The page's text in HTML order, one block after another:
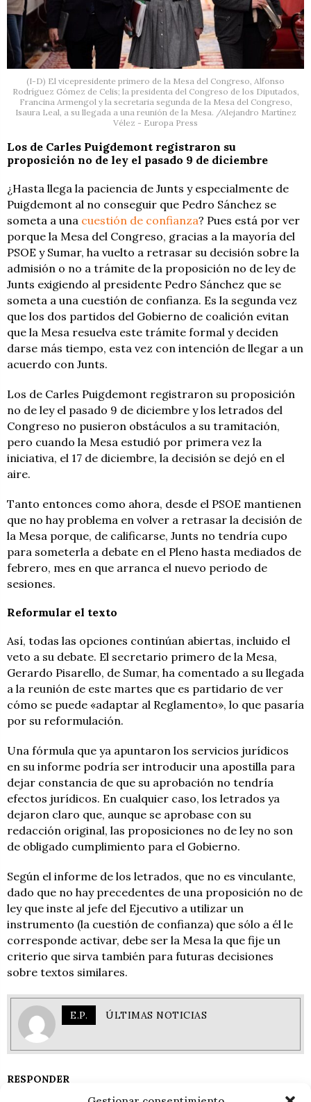
(I-D) El vicepresidente primero de la Mesa del Congreso, Alfonso
Rodríguez Gómez de Celis; la presidenta del Congreso de los Diputados,
Francina Armengol y la secretaria segunda de la Mesa del Congreso,
Isaura Leal, a su llegada a una reunión de la Mesa. /Alejandro Martínez
Vélez - Europa Press
Los de Carles Puigdemont registraron su
proposición no de ley el pasado 9 de diciembre
¿Hasta llega la paciencia de Junts y especialmente de
Puigdemont al no conseguir que Pedro Sánchez se
someta a una cuestión de confianza? Pues está por ver
porque la Mesa del Congreso, gracias a la mayoría del
PSOE y Sumar, ha vuelto a retrasar su decisión sobre la
admisión o no a trámite de la proposición no de ley de
Junts exigiendo al presidente Pedro Sánchez que se
someta a una cuestión de confianza. Es la segunda vez
que los dos partidos del Gobierno de coalición evitan
que la Mesa resuelva este trámite formal y deciden
darse más tiempo, esta vez con intención de llegar a un
acuerdo con Junts.
Los de Carles Puigdemont registraron su proposición
no de ley el pasado 9 de diciembre y los letrados del
Congreso no pusieron obstáculos a su tramitación,
pero cuando la Mesa estudió por primera vez la
iniciativa, el 17 de diciembre, la decisión se dejó en el
aire.
Tanto entonces como ahora, desde el PSOE mantienen
que no hay problema en volver a retrasar la decisión de
la Mesa porque, de calificarse, Junts no tendría cupo
para someterla a debate en el Pleno hasta mediados de
febrero, mes en que arranca el nuevo periodo de
sesiones.
Reformular el texto
Así, todas las opciones continúan abiertas, incluido el
veto a su debate. El secretario primero de la Mesa,
Gerardo Pisarello, de Sumar, ha comentado a su llegada
a la reunión de este martes que es partidario de ver
cómo se puede «adaptar al Reglamento», lo que pasaría
por su reformulación.
Una fórmula que ya apuntaron los servicios jurídicos
en su informe podría ser introducir una apostilla para
dejar constancia de que su aprobación no tendría
efectos jurídicos. En cualquier caso, los letrados ya
dejaron claro que, aunque se aprobase con su
redacción original, las proposiciones no de ley no son
de obligado cumplimiento para el Gobierno.
Según el informe de los letrados, que no es vinculante,
dado que no hay precedentes de una proposición no de
ley que inste al jefe del Ejecutivo a utilizar un
instrumento (la cuestión de confianza) que sólo a él le
corresponde activar, debe ser la Mesa la que fije un
criterio que sirva también para futuras decisiones
sobre textos similares.
E.P. ÚLTIMAS NOTICIAS
RESPONDER